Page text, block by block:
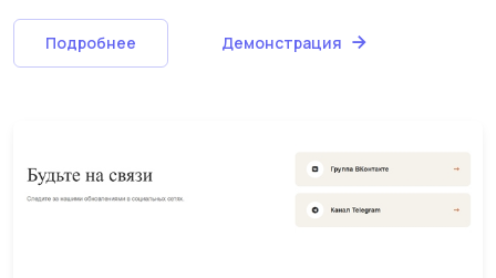
Подробнее Демонстрация